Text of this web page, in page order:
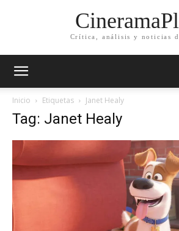
Crítica, análisis y noticias
Inicio Etiquetas Janet Healy
Tag: Janet Healy